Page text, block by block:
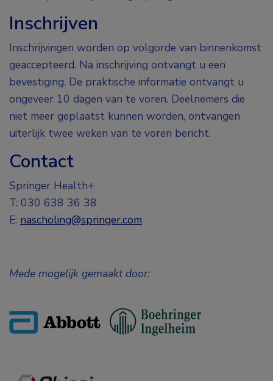
Inschrijven
Inschrijvingen worden op volgorde van binnenkomst
geaccepteerd. Na inschrijving ontvangt u een
bevestiging. De praktische informatie ontvangt u
ongeveer 10 dagen van te voren. Deelnemers die
niet meer geplaatst kunnen worden, ontvangen
uiterlijk twee weken van te voren bericht.
Contact
Springer Health+
T: 030 638 36 38
E: nascholing@springer.com
Mede mogelijk gemaakt door: